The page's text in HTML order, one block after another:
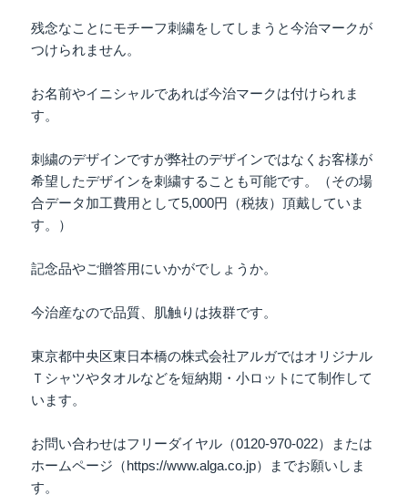
残念なことにモチーフ刺繍をしてしまうと今治マークが
つけられません。
お名前やイニシャルであれば今治マークは付けられま
す。
刺繍のデザインですが弊社のデザインではなくお客様が
希望したデザインを刺繍することも可能です。（その場
合データ加工費用として5,000円（税抜）頂戴していま
す。）
記念品やご贈答用にいかがでしょうか。
今治産なので品質、肌触りは抜群です。
東京都中央区東日本橋の株式会社アルガではオリジナル
Ｔシャツやタオルなどを短納期・小ロットにて制作して
います。
お問い合わせはフリーダイヤル（0120-970-022）または
ホームページ（https://www.alga.co.jp）までお願いしま
す。